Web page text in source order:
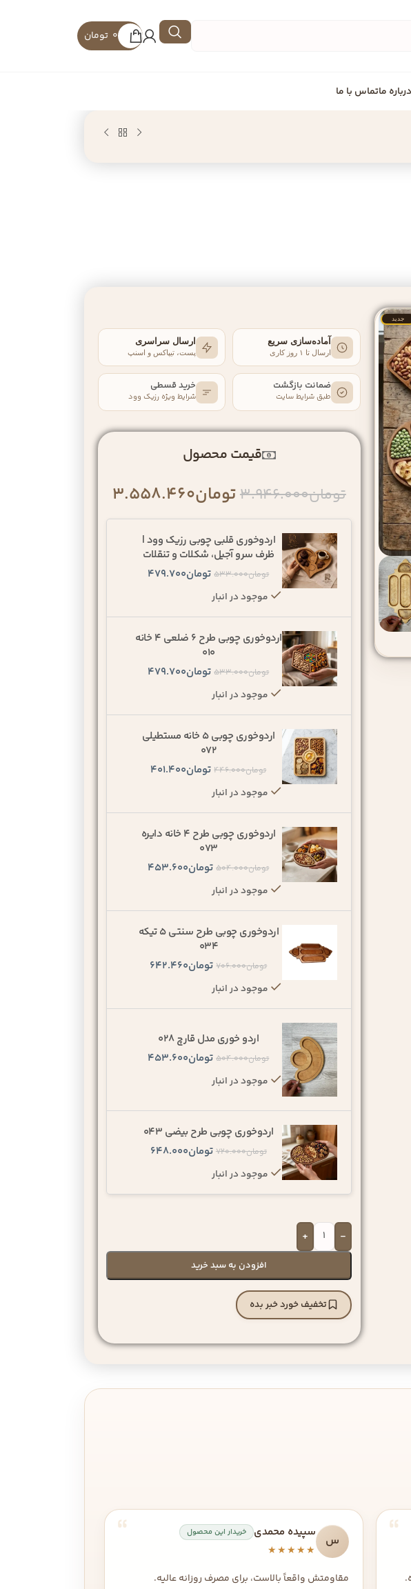
تومان 0
درباره ماتماس با ما
جدید
آماده‌سازی سریع
ارسال تا ۱ روز کاری
ارسال سراسری
پست، تیپاکس و اسنپ
ضمانت بازگشت
طبق شرایط سایت
خرید قسطی
شرایط ویژه رزیک‌ وود
قیمت محصول
تومان3.946.000تومان3.558.460
اردوخوری قلبی چوبی رزیک وود |
ظرف سرو آجیل، شکلات و تنقلات
تومان533.000 تومان479.700
موجود در انبار
اردوخوری چوبی طرح 6 ضلعی 4 خانه
010
تومان533.000 تومان479.700
موجود در انبار
اردوخوری چوبی 5 خانه مستطیلی
072
تومان446.000 تومان401.400
موجود در انبار
اردوخوری چوبی طرح 4 خانه دایره
073
تومان504.000 تومان453.600
موجود در انبار
اردوخوری چوبی طرح سنتی 5 تیکه
034
تومان706.000 تومان642.460
موجود در انبار
اردو خوری مدل قارچ 028
تومان504.000 تومان453.600
موجود در انبار
اردوخوری چوبی طرح بیضی 043
تومان720.000 تومان648.000
موجود در انبار
-
+
افزودن به سبد خرید
تخفیف خورد خبر بده
س
سپیده محمدی خریدار این محصول
★★★★★
مقاومتش واقعاً بالاست، برای مصرف روزانه عالیه.